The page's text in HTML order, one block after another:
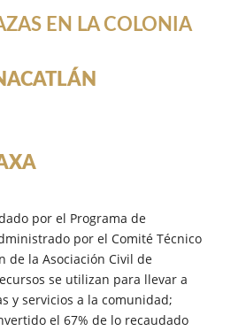
EN LA COLONIA
por el Programa de
por el Comité Técnico
de la Asociación Civil de
se utilizan para llevar a
y servicios a la comunidad;
el 67% de lo recaudado